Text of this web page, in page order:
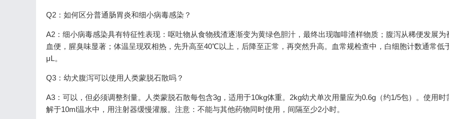
Q2：如何区分普通肠胃炎和细小病毒感染？
A2：细小病毒感染具有特征性表现：呕吐物从食物残渣逐渐变为黄绿色胆汁，最终出现咖啡渣样物质；腹泻从稀便发展为
血便，腥臭味显著；体温呈现双相热，先升高至40℃以上，后降至正常，再突然升高。血常规检查中，白细胞计数通常低
μL。
Q3：幼犬腹泻可以使用人类蒙脱石散吗？
A3：可以，但必须调整剂量。人类蒙脱石散每包含3g，适用于10kg体重。2kg幼犬单次用量应为0.6g（约1/5包）。使用时
解于10ml温水中，用注射器缓慢灌服。注意：不能与其他药物同时使用，间隔至少2小时。